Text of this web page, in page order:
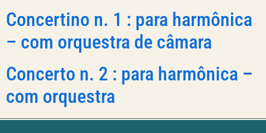
Concertino n. 1 : para harmônica
– com orquestra de câmara
Concerto n. 2 : para harmônica –
com orquestra